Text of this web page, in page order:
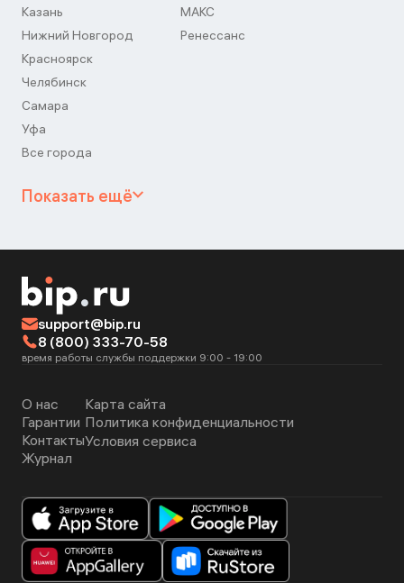
Казань
Нижний Новгород
Красноярск
Челябинск
Самара
Уфа
Все города
МАКС
Ренессанс
Показать ещё
support@bip.ru
8 (800) 333-70-58
время работы службы поддержки 9:00 - 19:00
О нас
Гарантии
Контакты
Журнал
Карта сайта
Политика конфиденциальности
Условия сервиса